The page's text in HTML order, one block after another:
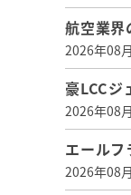
航空業
2026年08
豪LCC
2026年08
エール
2026年08